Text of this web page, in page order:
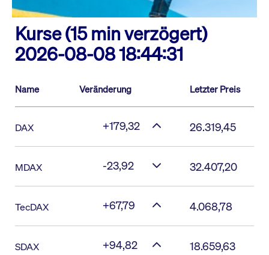
Kurse (15 min verzögert)
2026-08-08 18:44:31
Name Veränderung Letzter Preis
DAX +179,32 26.319,45
MDAX -23,92 32.407,20
TecDAX +67,79 4.068,78
SDAX +94,82 18.659,63